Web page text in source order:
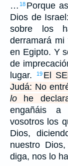
… 18 Porque
Dios de
sobre los
derramará
en Egipto. Y
de
lugar.
19 El
Judá: No
lo he
engañáis a
vosotros los
Dios,
nuestro
diga, nos lo